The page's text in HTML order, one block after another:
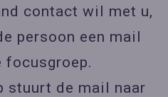
contact wil met u,
persoon een mail
focusgroep.
stuurt de mail naar